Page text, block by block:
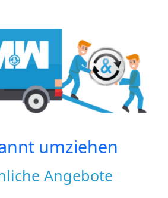
umziehen
Angebote